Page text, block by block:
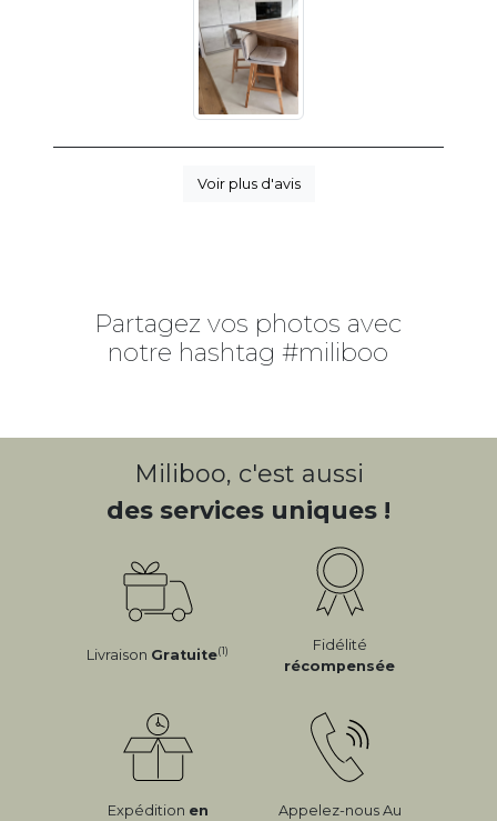
Voir plus d'avis
Partagez vos photos avec
notre hashtag #miliboo
Miliboo, c'est aussi
des services uniques !
Livraison Gratuite(1)
Fidélité
récompensée
Expédition en
Appelez-nous Au